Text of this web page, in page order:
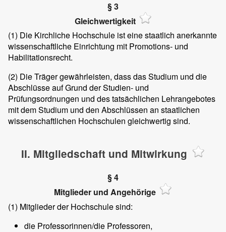
§ 3
Gleichwertigkeit
(1) Die Kirchliche Hochschule ist eine staatlich anerkannte
wissenschaftliche Einrichtung mit Promotions- und
Habilitationsrecht.
(2) Die Träger gewährleisten, dass das Studium und die
Abschlüsse auf Grund der Studien- und
Prüfungsordnungen und des tatsächlichen Lehrangebotes
mit dem Studium und den Abschlüssen an staatlichen
wissenschaftlichen Hochschulen gleichwertig sind.
II. Mitgliedschaft und Mitwirkung
§ 4
Mitglieder und Angehörige
(1) Mitglieder der Hochschule sind:
die Professorinnen/die Professoren,